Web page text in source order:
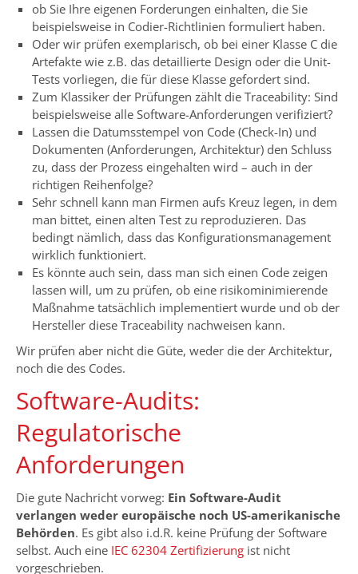
ob Sie Ihre eigenen Forderungen einhalten, die Sie
beispielsweise in Codier-Richtlinien formuliert haben.
Oder wir prüfen exemplarisch, ob bei einer Klasse C die
Artefakte wie z.B. das detaillierte Design oder die Unit-
Tests vorliegen, die für diese Klasse gefordert sind.
Zum Klassiker der Prüfungen zählt die Traceability: Sind
beispielsweise alle Software-Anforderungen verifiziert?
Lassen die Datumsstempel von Code (Check-In) und
Dokumenten (Anforderungen, Architektur) den Schluss
zu, dass der Prozess eingehalten wird – auch in der
richtigen Reihenfolge?
Sehr schnell kann man Firmen aufs Kreuz legen, in dem
man bittet, einen alten Test zu reproduzieren. Das
bedingt nämlich, dass das Konfigurationsmanagement
wirklich funktioniert.
Es könnte auch sein, dass man sich einen Code zeigen
lassen will, um zu prüfen, ob eine risikominimierende
Maßnahme tatsächlich implementiert wurde und ob der
Hersteller diese Traceability nachweisen kann.
Wir prüfen aber nicht die Güte, weder die der Architektur,
noch die des Codes.
Software-Audits:
Regulatorische
Anforderungen
Die gute Nachricht vorweg: Ein Software-Audit
verlangen weder europäische noch US-amerikanische
Behörden. Es gibt also i.d.R. keine Prüfung der Software
selbst. Auch eine IEC 62304 Zertifizierung ist nicht
vorgeschrieben.